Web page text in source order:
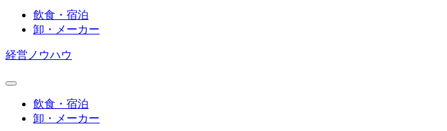
飲食・宿泊
卸・メーカー
経営ノウハウ
飲食・宿泊
卸・メーカー